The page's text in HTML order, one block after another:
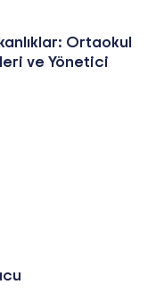
Ortaokul
ve Yönetici